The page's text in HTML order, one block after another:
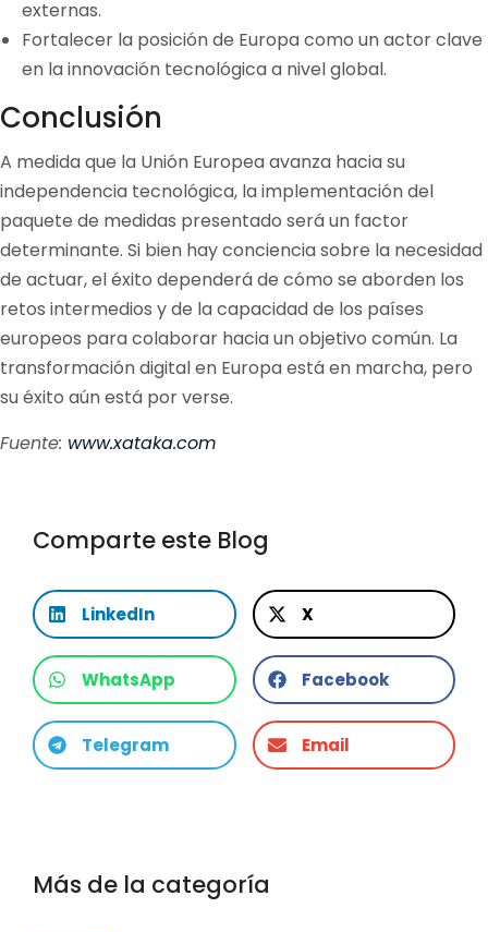
externas.
Fortalecer la posición de Europa como un actor clave
en la innovación tecnológica a nivel global.
Conclusión
A medida que la Unión Europea avanza hacia su
independencia tecnológica, la implementación del
paquete de medidas presentado será un factor
determinante. Si bien hay conciencia sobre la necesidad
de actuar, el éxito dependerá de cómo se aborden los
retos intermedios y de la capacidad de los países
europeos para colaborar hacia un objetivo común. La
transformación digital en Europa está en marcha, pero
su éxito aún está por verse.
Fuente: www.xataka.com
Comparte este Blog
LinkedIn X
WhatsApp Facebook
Telegram Email
Más de la categoría